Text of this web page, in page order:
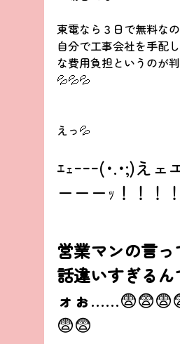
東電なら３日で無料な
自分で工事会社を手配
な費用負担というのが
💦💦💦
えっ💦
ｴｪｰｰｰ(･.･;)えェ
ーーーｯ！！！
営業マンの言
話違いすぎる
ォぉ
😨😨